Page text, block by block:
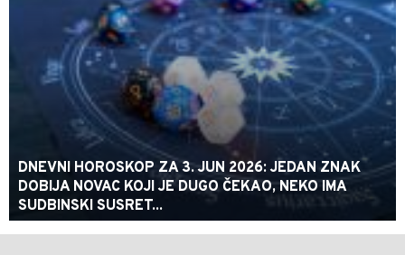
DNEVNI HOROSKOP ZA 3. JUN 2026: JEDAN ZNAK
DOBIJA NOVAC KOJI JE DUGO ČEKAO, NEKO IMA
SUDBINSKI SUSRET...